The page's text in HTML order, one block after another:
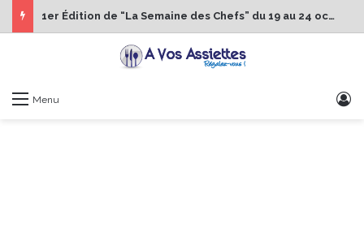
1er Édition de “La Semaine des Chefs” du 19 au 24 octobre 2026
Menu